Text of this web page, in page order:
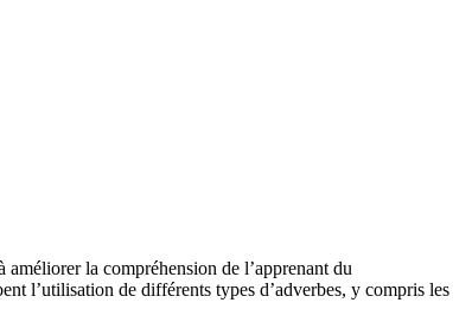
améliorer la compréhension de l’apprenant du
l’utilisation de différents types d’adverbes, y compris les